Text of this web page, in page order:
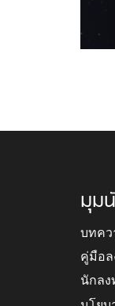
มุม
บทคว
คู่มือ
นักลง